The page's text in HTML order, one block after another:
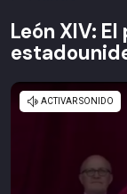
León XIV: